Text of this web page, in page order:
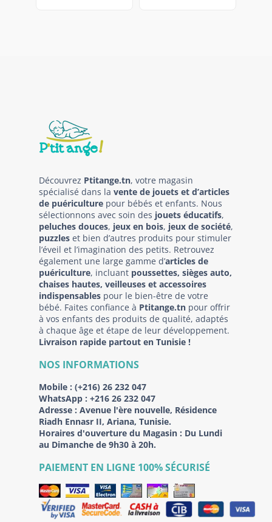
Découvrez Ptitange.tn, votre magasin
spécialisé dans la vente de jouets et d’articles
de puériculture pour bébés et enfants. Nous
sélectionnons avec soin des jouets éducatifs,
peluches douces, jeux en bois, jeux de société,
puzzles et bien d’autres produits pour stimuler
l’éveil et l’imagination des petits. Retrouvez
également une large gamme d’articles de
puériculture, incluant poussettes, sièges auto,
chaises hautes, veilleuses et accessoires
indispensables pour le bien-être de votre
bébé. Faites confiance à Ptitange.tn pour offrir
à vos enfants des produits de qualité, adaptés
à chaque âge et étape de leur développement.
Livraison rapide partout en Tunisie !
NOS INFORMATIONS
Mobile : (+216) 26 232 047
WhatsApp : +216 26 232 047
Adresse : Avenue l'ère nouvelle, Résidence
Riadh Ennasr II, Ariana, Tunisie.
Horaires d'ouverture du Magasin : Du Lundi
au Dimanche de 9h30 à 20h.
PAIEMENT EN LIGNE 100% SÉCURISÉ